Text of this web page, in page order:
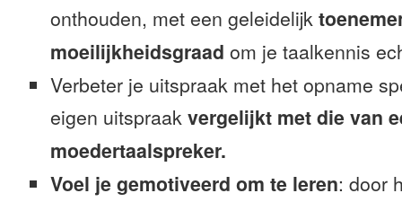
onthouden, met een geleidelijk
moeilijkheidsgraad om je taalkennis
Verbeter je uitspraak met het opname
eigen uitspraak vergelijkt met die van
moedertaalspreker.
Voel je gemotiveerd om te leren: door